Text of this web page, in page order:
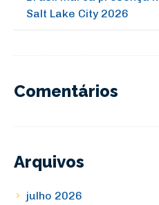
Salt Lake City 2026
Comentários
Arquivos
julho 2026